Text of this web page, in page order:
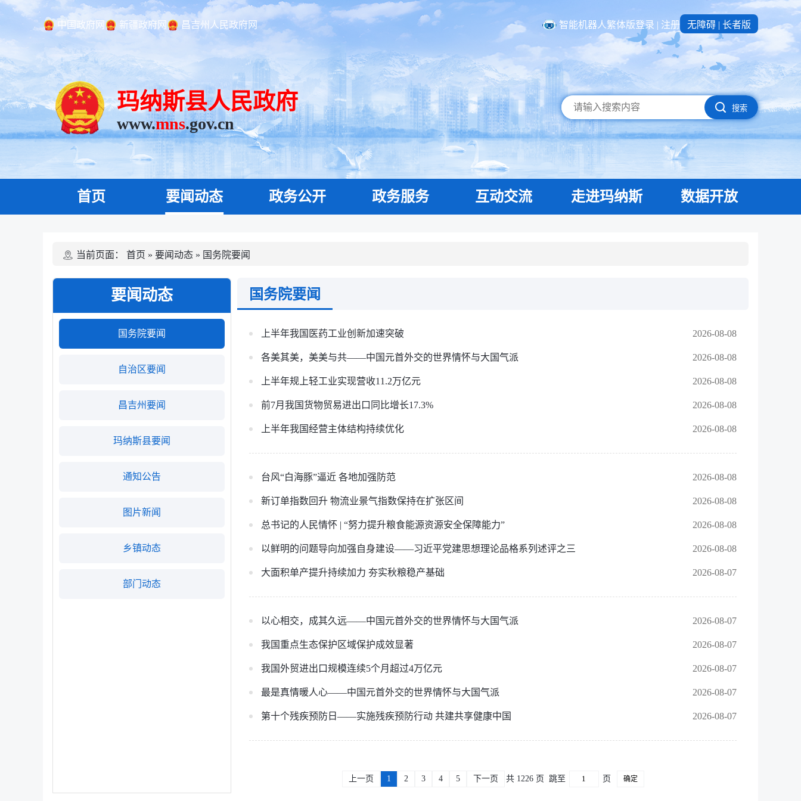
中国政府网 新疆政府网 昌吉州人民政府网 智能机器人繁体版登录 | 注册 无障碍 | 长者版
玛纳斯县人民政府
www.mns.gov.cn
搜索
首页 要闻动态 政务公开 政务服务 互动交流 走进玛纳斯 数据开放
当前页面： 首页 » 要闻动态 » 国务院要闻
要闻动态
国务院要闻
自治区要闻
昌吉州要闻
玛纳斯县要闻
通知公告
图片新闻
乡镇动态
部门动态
国务院要闻
上半年我国医药工业创新加速突破 2026-08-08
各美其美，美美与共——中国元首外交的世界情怀与大国气派 2026-08-08
上半年规上轻工业实现营收11.2万亿元 2026-08-08
前7月我国货物贸易进出口同比增长17.3% 2026-08-08
上半年我国经营主体结构持续优化 2026-08-08
台风“白海豚”逼近 各地加强防范 2026-08-08
新订单指数回升 物流业景气指数保持在扩张区间 2026-08-08
总书记的人民情怀 | “努力提升粮食能源资源安全保障能力” 2026-08-08
以鲜明的问题导向加强自身建设——习近平党建思想理论品格系列述评之三 2026-08-08
大面积单产提升持续加力 夯实秋粮稳产基础 2026-08-07
以心相交，成其久远——中国元首外交的世界情怀与大国气派 2026-08-07
我国重点生态保护区域保护成效显著 2026-08-07
我国外贸进出口规模连续5个月超过4万亿元 2026-08-07
最是真情暖人心——中国元首外交的世界情怀与大国气派 2026-08-07
第十个残疾预防日——实施残疾预防行动 共建共享健康中国 2026-08-07
上一页 1 2 3 4 5 下一页 共 1226 页 跳至 页 确定